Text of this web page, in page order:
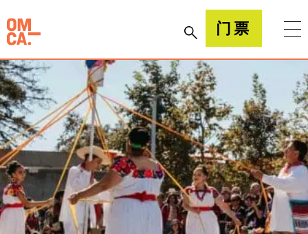
到
内
容
加州奥克兰博物馆(OMCA) 门票